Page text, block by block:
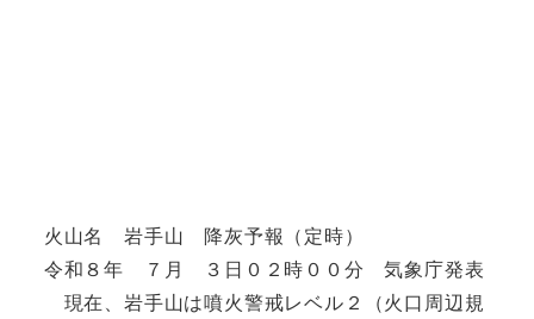
火山名 岩手山 降灰予報（定時）
令和８年 ７月 ３日０２時００分 気象庁発表
現在、岩手山は噴火警戒レベル２（火口周辺規